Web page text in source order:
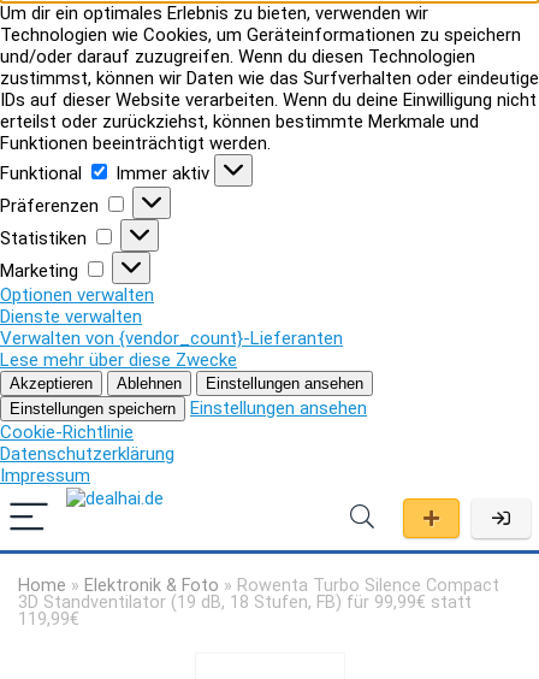
Um dir ein optimales Erlebnis zu bieten, verwenden wir
Technologien wie Cookies, um Geräteinformationen zu speichern
und/oder darauf zuzugreifen. Wenn du diesen Technologien
zustimmst, können wir Daten wie das Surfverhalten oder eindeutige
IDs auf dieser Website verarbeiten. Wenn du deine Einwilligung nicht
erteilst oder zurückziehst, können bestimmte Merkmale und
Funktionen beeinträchtigt werden.
Funktional
Funktional
Immer aktiv
Präferenzen
Präferenzen
Statistiken
Statistiken
Marketing
Marketing
Optionen verwalten
Dienste verwalten
Verwalten von {vendor_count}-Lieferanten
Lese mehr über diese Zwecke
Akzeptieren Ablehnen
Einstellungen ansehen
Einstellungen speichern
Einstellungen ansehen
Cookie-Richtlinie
Datenschutzerklärung
Impressum
Home » Elektronik & Foto » Rowenta Turbo Silence Compact
3D Standventilator (19 dB, 18 Stufen, FB) für 99,99€ statt
119,99€